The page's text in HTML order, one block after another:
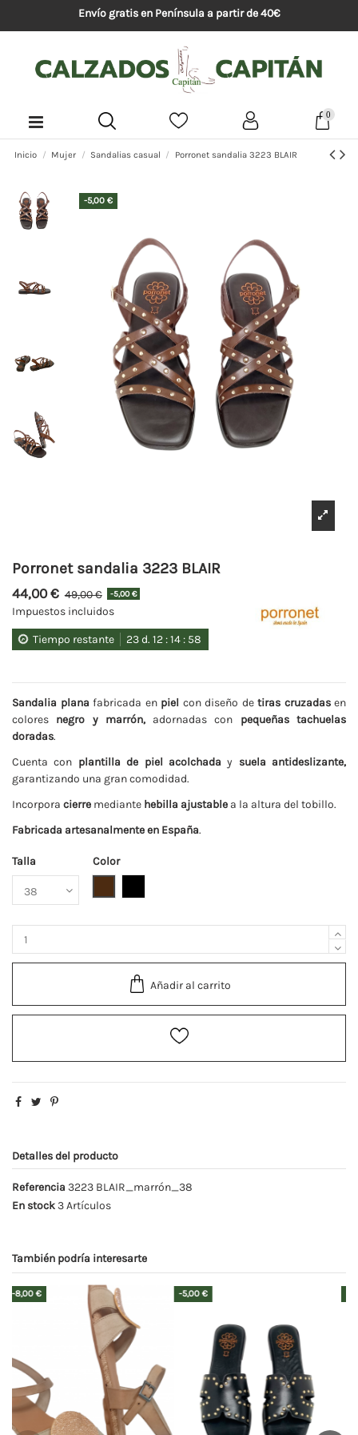
Envío gratis en Península a partir de 40€
0
Inicio Mujer Sandalias casual Porronet sandalia 3223 BLAIR
-5,00 €
Porronet sandalia 3223 BLAIR
44,00 € 49,00 € -5,00 €
Impuestos incluidos
Tiempo restante 23d. 12 :14 : 58
Sandalia plana fabricada enpiel con diseño de tiras cruzadas en
colores negro y marrón, adornadas con pequeñas tachuelas
doradas.
Cuenta con plantilla de piel acolchaday suela antideslizante,
garantizando una gran comodidad.
Incorpora cierre mediante hebilla ajustable a la altura del tobillo.
Fabricada artesanalmente en España.
Talla
Color
Añadir al carrito
Detalles del producto
Referencia 3223 BLAIR_marrón_38
En stock3 Artículos
También podría interesarte